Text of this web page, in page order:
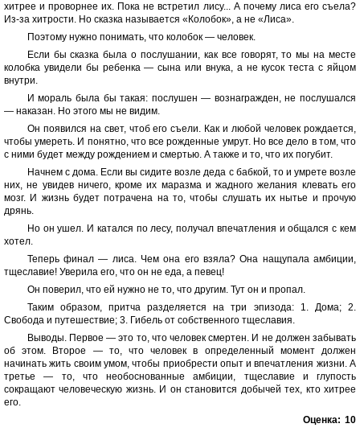
хитрее и проворнее их. Пока не встретил лису... А почему лиса его съела?
Из-за хитрости. Но сказка называется «Колобок», а не «Лиса».
Поэтому нужно понимать, что колобок — человек.
Если бы сказка была о послушании, как все говорят, то мы на месте
колобка увидели бы ребенка — сына или внука, а не кусок теста с яйцом
внутри.
И мораль была бы такая: послушен — вознагражден, не послушался
— наказан. Но этого мы не видим.
Он появился на свет, чтоб его съели. Как и любой человек рождается,
чтобы умереть. И понятно, что все рожденные умрут. Но все дело в том, что
с ними будет между рождением и смертью. А также и то, что их погубит.
Начнем с дома. Если вы сидите возле деда с бабкой, то и умрете возле
них, не увидев ничего, кроме их маразма и жадного желания клевать его
мозг. И жизнь будет потрачена на то, чтобы слушать их нытье и прочую
дрянь.
Но он ушел. И катался по лесу, получал впечатления и общался с кем
хотел.
Теперь финал — лиса. Чем она его взяла? Она нащупала амбиции,
тщеславие! Уверила его, что он не еда, а певец!
Он поверил, что ей нужно не то, что другим. Тут он и пропал.
Таким образом, притча разделяется на три эпизода: 1. Дома; 2.
Свобода и путешествие; 3. Гибель от собственного тщеславия.
Выводы. Первое — это то, что человек смертен. И не должен забывать
об этом. Второе — то, что человек в определенный момент должен
начинать жить своим умом, чтобы приобрести опыт и впечатления жизни. А
третье — то, что необоснованные амбиции, тщеславие и глупость
сокращают человеческую жизнь. И он становится добычей тех, кто хитрее
его.
Оценка: 10